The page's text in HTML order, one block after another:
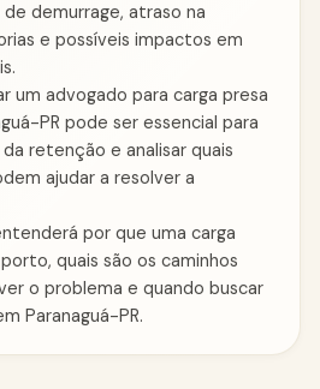
demurrage, atraso na
e possíveis impactos em
um advogado para carga presa
PR pode ser essencial para
retenção e analisar quais
ajudar a resolver a
por que uma carga
quais são os caminhos
o problema e quando buscar
Paranaguá-PR.